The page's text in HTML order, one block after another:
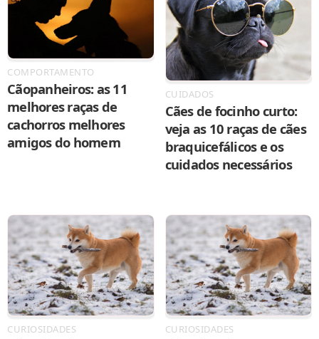
COMPORTAMENTO
Cãopanheiros: as 11
melhores raças de
cachorros melhores
amigos do homem
CUIDADOS
Cães de focinho curto:
veja as 10 raças de cães
braquicefálicos e os
cuidados necessários
CURIOSIDADES CURIOSIDADES